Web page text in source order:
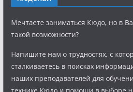
Мечтаете заниматься Кюдо, но в
такой возможности?
Напишите нам о трудностях, с
сталкиваетесь в поисках
наших преподавателей для